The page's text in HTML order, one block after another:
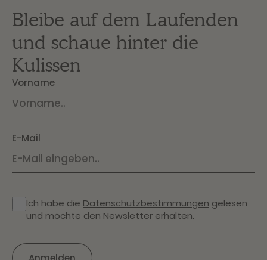
Bleibe auf dem Laufenden
und schaue hinter die
Kulissen
Vorname
E-Mail
Ich habe die Datenschutzbestimmungen gelesen
und möchte den Newsletter erhalten.